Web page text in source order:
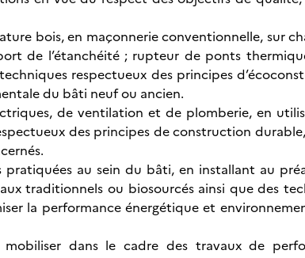
bois, en maçonnerie conventionnelle, sur
de l’étanchéité ; rupteur de ponts
respectueux des principes
du bâti neuf ou ancien.
de ventilation et de plomberie, en
des principes de construction
pratiquées au sein du bâti, en installant au
traditionnels ou biosourcés ainsi que des
la performance énergétique et
dans le cadre des travaux de